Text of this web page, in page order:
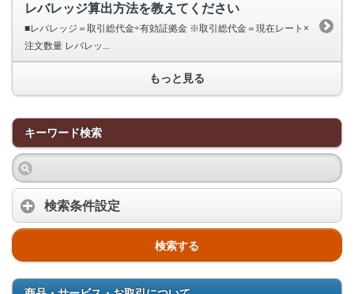
レバレッジ算出方法を教えてください
■レバレッジ＝取引総代金÷有効証拠金 ※取引総代金＝現在レート×
注文数量 レバレッ...
もっと見る
キーワード検索
検索条件設定
検索する